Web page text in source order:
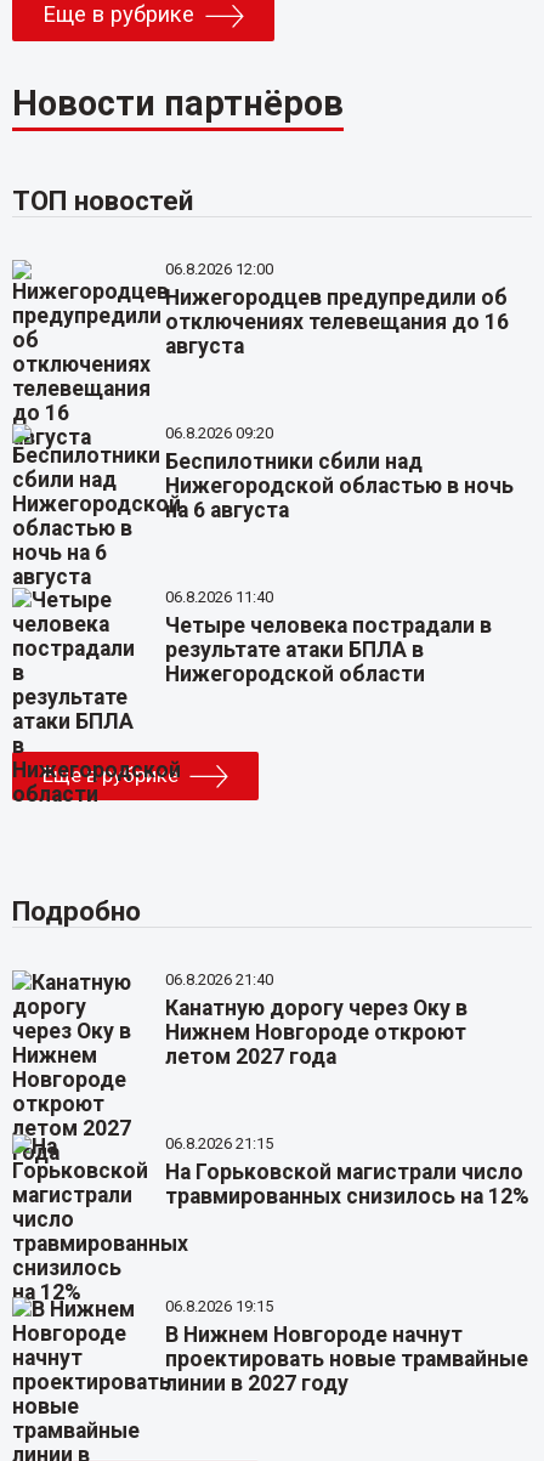
Еще в рубрике
Новости партнёров
ТОП новостей
06.8.2026 12:00
Нижегородцев предупредили об
отключениях телевещания до 16
августа
06.8.2026 09:20
Беспилотники сбили над
Нижегородской областью в ночь
на 6 августа
06.8.2026 11:40
Четыре человека пострадали в
результате атаки БПЛА в
Нижегородской области
Еще в рубрике
Подробно
06.8.2026 21:40
Канатную дорогу через Оку в
Нижнем Новгороде откроют
летом 2027 года
06.8.2026 21:15
На Горьковской магистрали число
травмированных снизилось на 12%
06.8.2026 19:15
В Нижнем Новгороде начнут
проектировать новые трамвайные
линии в 2027 году